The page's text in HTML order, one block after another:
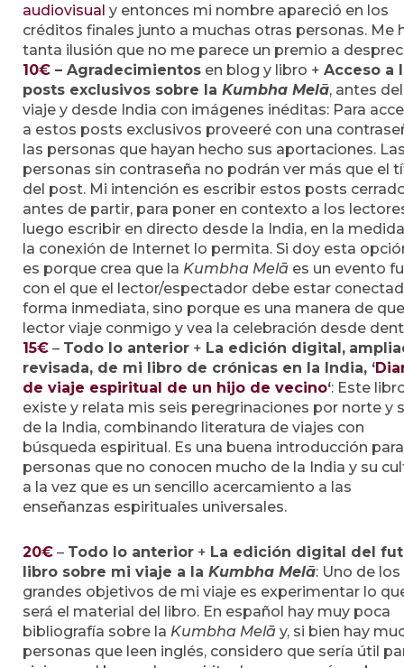
audiovisual y entonces mi nombre apareció en los
créditos finales junto a muchas otras personas. Me
tanta ilusión que no me parece un premio a
10€ – Agradecimientos en blog y libro + Acceso a
posts exclusivos sobre la Kumbha Melā, antes del
viaje y desde India con imágenes inéditas: Para
a estos posts exclusivos proveeré con una
las personas que hayan hecho sus aportaciones.
personas sin contraseña no podrán ver más que el
del post. Mi intención es escribir estos posts
antes de partir, para poner en contexto a los
luego escribir en directo desde la India, en la
la conexión de Internet lo permita. Si doy esta
es porque crea que la Kumbha Melā es un evento
con el que el lector/espectador debe estar
forma inmediata, sino porque es una manera de
lector viaje conmigo y vea la celebración desde
15€ – Todo lo anterior + La edición digital,
revisada, de mi libro de crónicas en la India, ‘
de viaje espiritual de un hijo de vecino‘: Este
existe y relata mis seis peregrinaciones por norte y
de la India, combinando literatura de viajes con
búsqueda espiritual. Es una buena introducción para
personas que no conocen mucho de la India y su
a la vez que es un sencillo acercamiento a las
enseñanzas espirituales universales.
20€ – Todo lo anterior + La edición digital del
libro sobre mi viaje a la Kumbha Melā: Uno de los
grandes objetivos de mi viaje es experimentar lo
será el material del libro. En español hay muy poca
bibliografía sobre la Kumbha Melā y, si bien hay
personas que leen inglés, considero que sería útil